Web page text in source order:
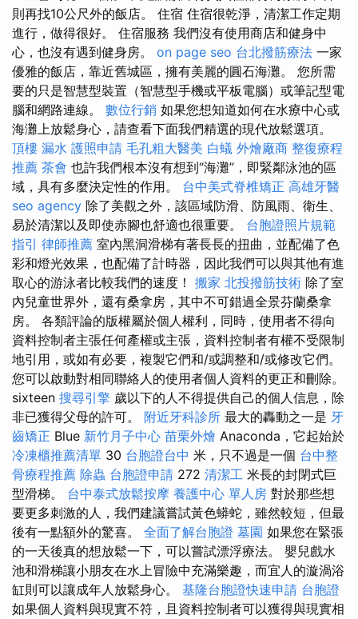
則再找10公尺外的飯店。 住宿 住宿很乾淨，清潔工作定期
進行，做得很好。 住宿服務 我們沒有使用商店和健身中
心，也沒有遇到健身房。 on page seo 台北撥筋療法 一家
優雅的飯店，靠近舊城區，擁有美麗的圓石海灘。 您所需
要的只是智慧型裝置（智慧型手機或平板電腦）或筆記型電
腦和網路連線。 數位行銷 如果您想知道如何在水療中心或
海灘上放鬆身心，請查看下面我們精選的現代放鬆選項。
頂樓 漏水 護照申請 毛孔粗大醫美 白蟻 外燴廠商 整復療程
推薦 茶會 也許我們根本沒有想到“海灘”，即緊鄰泳池的區
域，具有多麼決定性的作用。 台中美式脊椎矯正 高雄牙醫
seo agency 除了美觀之外，該區域防滑、防風雨、衛生、
易於清潔以及即使赤腳也舒適也很重要。 台胞證照片規範
指引 律師推薦 室內黑洞滑梯有著長長的扭曲，並配備了色
彩和燈光效果，也配備了計時器，因此我們可以與其他有進
取心的游泳者比較我們的速度！ 搬家 北投撥筋技術 除了室
內兒童世界外，還有桑拿房，其中不可錯過全景芬蘭桑拿
房。 各類評論的版權屬於個人權利，同時，使用者不得向
資料控制者主張任何產權或主張，資料控制者有權不受限制
地引用，或如有必要，複製它們和/或調整和/或修改它們。
您可以啟動對相同聯絡人的使用者個人資料的更正和刪除。
sixteen 搜尋引擎 歲以下的人不得提供自己的個人信息，除
非已獲得父母的許可。 附近牙科診所 最大的轟動之一是 牙
齒矯正 Blue 新竹月子中心 苗栗外燴 Anaconda，它起始於
冷凍櫃推薦清單 30 台胞證台中 米，只不過是一個 台中整
骨療程推薦 除蟲 台胞證申請 272 清潔工 米長的封閉式巨
型滑梯。 台中泰式放鬆按摩 養護中心 單人房 對於那些想
要更多刺激的人，我們建議嘗試黃色蟒蛇，雖然較短，但最
後有一點額外的驚喜。 全面了解台胞證 墓園 如果您在緊張
的一天後真的想放鬆一下，可以嘗試漂浮療法。 嬰兒戲水
池和滑梯讓小朋友在水上冒險中充滿樂趣，而宜人的漩渦浴
缸則可以讓成年人放鬆身心。 基隆台胞證快速申請 台胞證
如果個人資料與現實不符，且資料控制者可以獲得與現實相